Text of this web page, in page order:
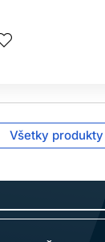
Všetky produkty